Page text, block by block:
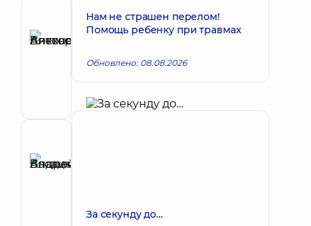
Автор
Антоненко
Алексеевна
Хирург;
Акушер-
гинеколог;
Запись к врачу
эндоваскулярный
Нам не страшен перелом!
Помощь ребенку при травмах
Обновлено: 08.08.2026
За секунду до…